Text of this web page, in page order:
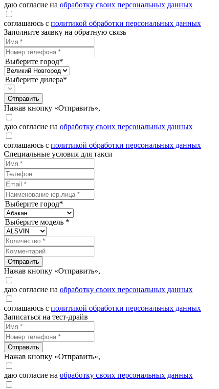
даю согласие на обработку своих персональных данных
соглашаюсь с политикой обработки персональных данных
Заполните заявку на обратную связь
Выберите город*
Выберите дилера*
Отправить
Нажав кнопку «Отправить»,
даю согласие на обработку своих персональных данных
соглашаюсь с политикой обработки персональных данных
Специальные условия для такси
Выберите город*
Выберите модель *
Отправить
Нажав кнопку «Отправить»,
даю согласие на обработку своих персональных данных
соглашаюсь с политикой обработки персональных данных
Записаться на тест-драйв
Отправить
Нажав кнопку «Отправить»,
даю согласие на обработку своих персональных данных